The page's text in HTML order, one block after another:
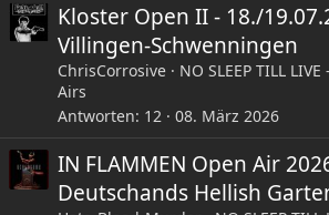
Kloster Open II - 18./
Villingen-Schwenningen
ChrisCorrosive
NO SLEEP TILL
Airs
Antworten 12 08. März 2026
IN FLAMMEN Open Air
Deutschands Hellish